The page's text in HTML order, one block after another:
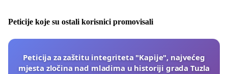
Peticije koje su ostali korisnici promovisali
Peticija za zaštitu integriteta "Kapije", najvećeg
mjesta zločina nad mladima u historiji grada Tuzla